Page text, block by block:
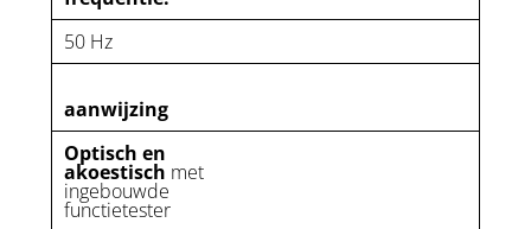
50 Hz
aanwijzing
Optisch en
akoestisch met
ingebouwde
functietester